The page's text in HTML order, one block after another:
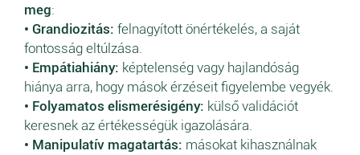
meg:
• Grandiozitás: felnagyított önértékelés, a saját
fontosság eltúlzása.
• Empátiahiány: képtelenség vagy hajlandóság
hiánya arra, hogy mások érzéseit figyelembe vegyék.
• Folyamatos elismerésigény: külső validációt
keresnek az értékességük igazolására.
• Manipulatív magatartás: másokat kihasználnak